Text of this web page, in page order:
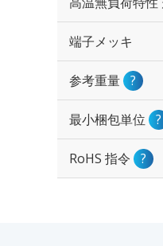
端子メッキ
参考重量 ?
最小梱包単位 ?
RoHS 指令 ?